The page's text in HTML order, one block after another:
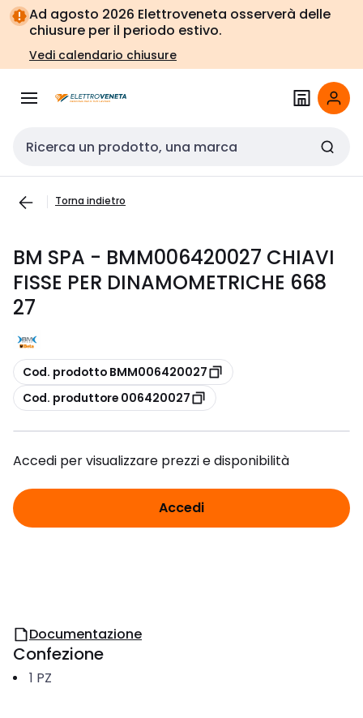
Vai alla
navigazione
Vai
alla
pagina
Ad agosto 2026 Elettroveneta osserverà delle
chiusure per il periodo estivo.
Vedi calendario chiusure
Cerca input
Torna indietro
BM SPA - BMM006420027 CHIAVI
FISSE PER DINAMOMETRICHE 668
27
copia
Cod. prodotto BMM006420027
copia
Cod. produttore 006420027
Accedi per visualizzare prezzi e disponibilità
Accedi
Documentazione
Confezione
1 PZ